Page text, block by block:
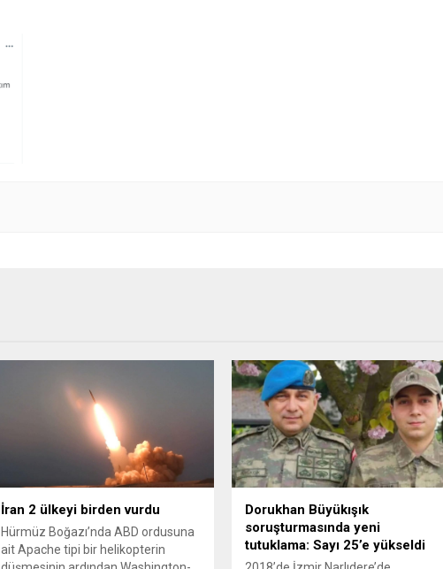
İran 2 ülkeyi birden vurdu
Hürmüz Boğazı’nda ABD ordusuna
ait Apache tipi bir helikopterin
Dorukhan Büyükışık
soruşturmasında yeni
tutuklama: Sayı 25’e yükseldi